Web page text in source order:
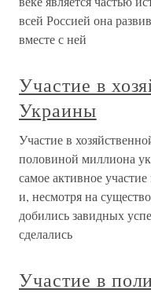
всей Россией она
вместе с ней
Участие в
Украины
Участие в
половиной миллиона
самое активное
и, несмотря на
добились завидных
сделались
Участие в